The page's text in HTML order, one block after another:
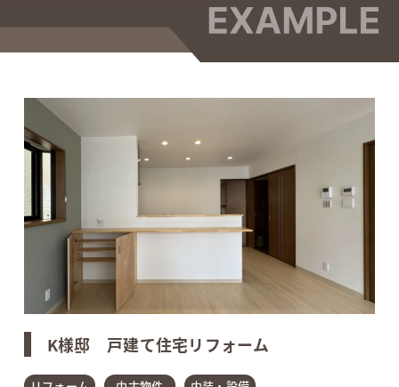
K様邸 戸建て住宅リフォーム